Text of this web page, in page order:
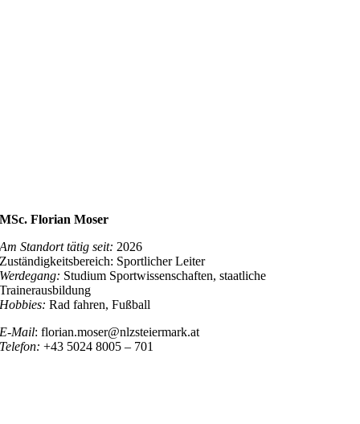
MSc. Florian Moser
Am Standort tätig seit: 2026
Zuständigkeitsbereich: Sportlicher Leiter
Werdegang: Studium Sportwissenschaften, staatliche
Trainerausbildung
Hobbies: Rad fahren, Fußball
E-Mail: florian.moser@nlzsteiermark.at
Telefon:+43 5024 8005 – 701